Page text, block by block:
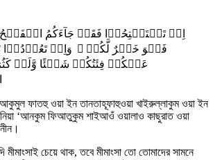
اِنۡ تَسۡتَفۡتِحُوۡا فَقَدۡ جَآءَکُمُ
فَہُوَ خَیۡرٌ لَّکُمۡ ۚ وَاِنۡ تَعُوۡدُوۡا
عَنۡکُمۡ فِئَتُکُمۡ شَیۡئًا وَّلَوۡ
ফাতহু ওয়া ইন তানতাহূফাহুওয়া খাইরুল্লাকুম ওয়া ইন
‘আনকুম ফিআতুকুম শাইআওঁ ওয়ালাও কাছুরাত ওয়া
চেয়ে থাক, তবে মীমাংসা তো তোমাদের সামনে